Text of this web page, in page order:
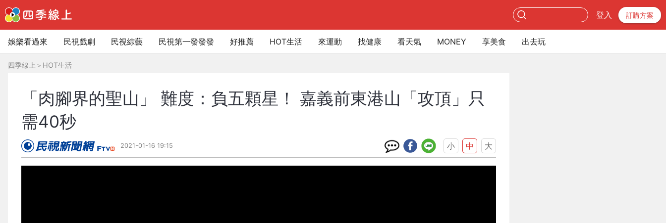
登入 訂購方案
娛樂看過來 民視戲劇 民視綜藝 民視第一發發發 好推薦 HOT生活 來運動 找健康 看天氣 MONEY 享美食 出去玩
四季線上 ＞ HOT生活
「肉腳界的聖山」 難度：負五顆星！ 嘉義前東港山「攻頂」只
需40秒
2021-01-16 19:15 小 中 大